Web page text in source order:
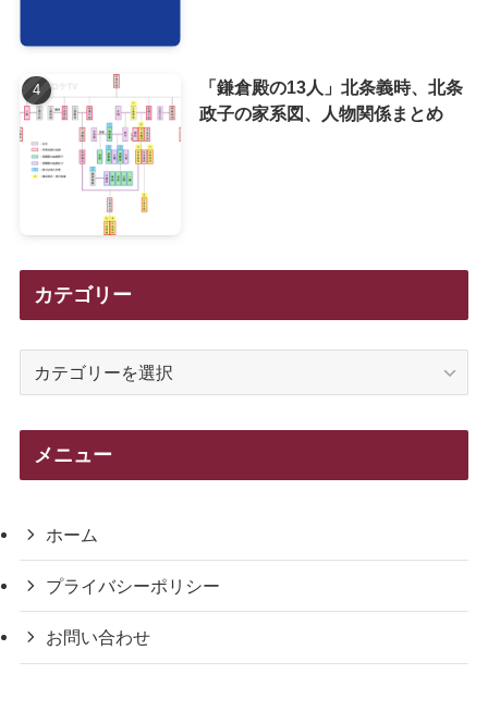
「鎌倉殿の13人」北条義時、北条
政子の家系図、人物関係まとめ
カテゴリー
メニュー
ホーム
プライバシーポリシー
お問い合わせ